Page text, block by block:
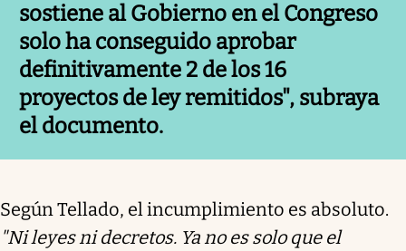
sostiene al Gobierno en el Congreso
solo ha conseguido aprobar
definitivamente 2 de los 16
proyectos de ley remitidos", subraya
el documento.
Según Tellado, el incumplimiento es absoluto.
"Ni leyes ni decretos. Ya no es solo que el